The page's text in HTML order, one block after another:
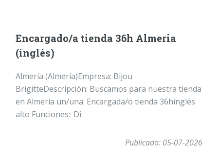
Encargado/a tienda 36h Almeria
(inglés)
Almería (Almería)Empresa: Bijou
BrigitteDescripción: Buscamos para nuestra tienda
en Almería un/una: Encargada/o tienda 36hinglés
alto Funciones:· Di
Publicado: 05-07-2026